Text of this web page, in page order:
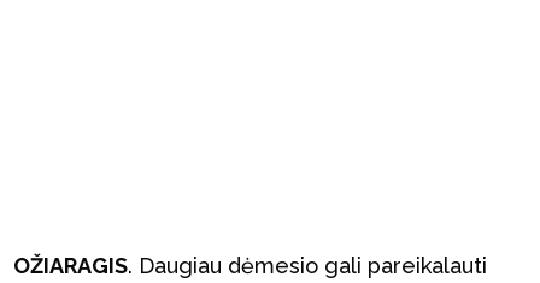
OŽIARAGIS. Daugiau dėmesio gali pareikalauti